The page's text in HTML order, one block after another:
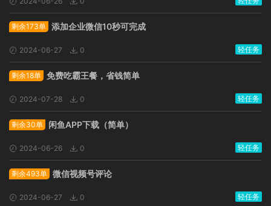
剩余173单 添加企业微信10秒可完成
2024-06-27 0 轻任务
剩余18单 免费吃霸王餐，省钱简单
2024-07-28 0 轻任务
剩余30单 闲鱼APP下载（简单）
2024-06-26 0 轻任务
剩余493单 微信视频号评论
2024-06-27 0 轻任务